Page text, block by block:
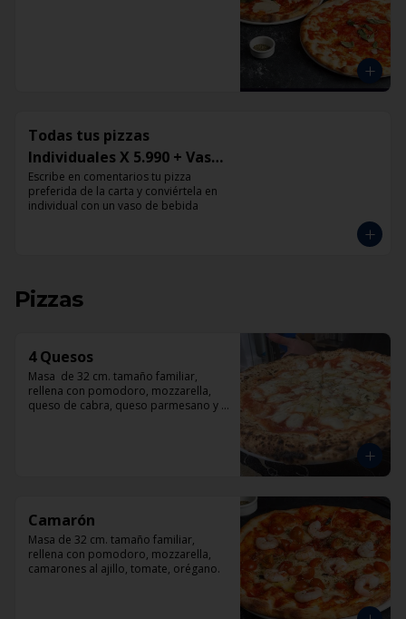
Todas tus pizzas
Individuales X 5.990 + Vaso
de Bebida Grande
Escribe en comentarios tu pizza
preferida de la carta y conviértela en
individual con un vaso de bebida
Pizzas
4 Quesos
Masa  de 32 cm. tamaño familiar,
rellena con pomodoro, mozzarella,
queso de cabra, queso parmesano y
Camarón
Masa de 32 cm. tamaño familiar,
rellena con pomodoro, mozzarella,
camarones al ajillo, tomate, orégano.